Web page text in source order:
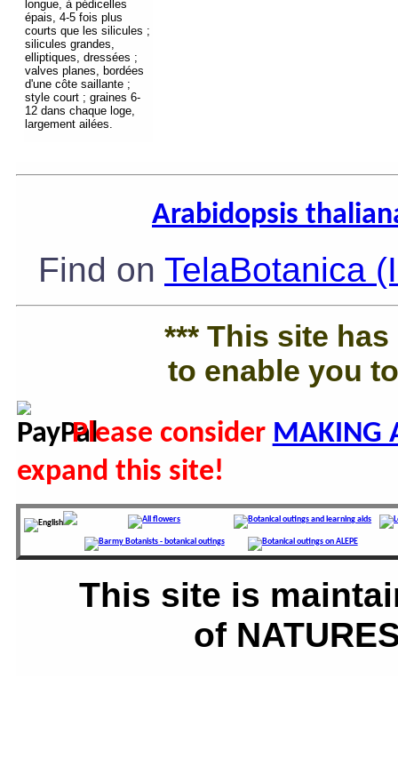
longue, à pédicelles
épais, 4-5 fois plus
courts que les silicules ;
silicules grandes,
elliptiques, dressées ;
valves planes, bordées
d'une côte saillante ;
style court ; graines 6-
12 dans chaque loge,
largement ailées.
Arabidopsis
Find on TelaBotanica
*** This site
to enable you
Please consider MAKING
expand this site!
This site is
of